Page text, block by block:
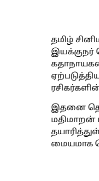
தமிழ்
இயக்குநர்
இதனை
மதிமாறன்
மையமாக